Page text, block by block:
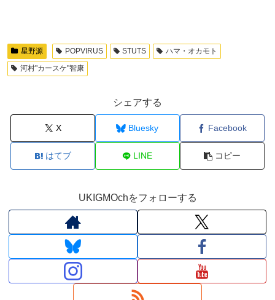
星野源 POPVIRUS STUTS
ハマ・オカモト
河村"カースケ"智康
シェアする
X Bluesky Facebook
はてブ LINE コピー
UKIGMOchをフォローする